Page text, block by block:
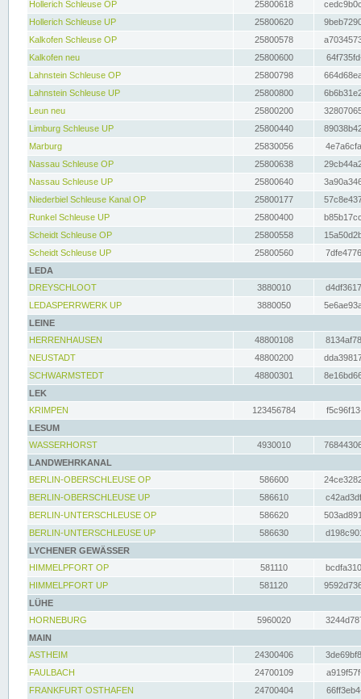
Hollerich Schleuse OP
25800618
Hollerich Schleuse UP
25800620
Kalkofen Schleuse OP
25800578
Kalkofen neu
25800600
Lahnstein Schleuse OP
25800798
Lahnstein Schleuse UP
25800800
Leun neu
25800200
Limburg Schleuse UP
25800440
Marburg
25830056
Nassau Schleuse OP
25800638
Nassau Schleuse UP
25800640
Niederbiel Schleuse Kanal OP
25800177
Runkel Schleuse UP
25800400
Scheidt Schleuse OP
25800558
Scheidt Schleuse UP
25800560
LEDA
DREYSCHLOOT
3880010
LEDASPERRWERK UP
3880050
LEINE
HERRENHAUSEN
48800108
NEUSTADT
48800200
SCHWARMSTEDT
48800301
LEK
KRIMPEN
123456784
LESUM
WASSERHORST
4930010
LANDWEHRKANAL
BERLIN-OBERSCHLEUSE OP
586600
BERLIN-OBERSCHLEUSE UP
586610
BERLIN-UNTERSCHLEUSE OP
586620
BERLIN-UNTERSCHLEUSE UP
586630
LYCHENER GEWÄSSER
HIMMELPFORT OP
581110
HIMMELPFORT UP
581120
LÜHE
HORNEBURG
5960020
MAIN
ASTHEIM
24300406
FAULBACH
24700109
FRANKFURT OSTHAFEN
24700404